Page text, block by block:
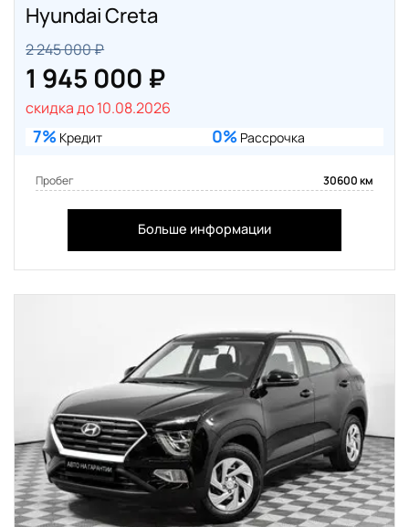
Hyundai Creta
2 245 000 ₽
1 945 000 ₽
скидка до 10.08.2026
7% Кредит 0% Рассрочка
Пробег 30600 км
Больше информации